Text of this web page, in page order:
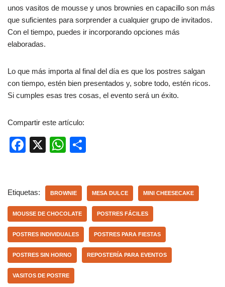
unos vasitos de mousse y unos brownies en capacillo son más
que suficientes para sorprender a cualquier grupo de invitados.
Con el tiempo, puedes ir incorporando opciones más
elaboradas.
Lo que más importa al final del día es que los postres salgan
con tiempo, estén bien presentados y, sobre todo, estén ricos.
Si cumples esas tres cosas, el evento será un éxito.
Compartir este artículo:
F
e
b
o
o
k
X
W
s
A
p
p
p
ar
tir
Etiquetas: BROWNIE MESA DULCE MINI CHEESECAKE
MOUSSE DE CHOCOLATE POSTRES FÁCILES
POSTRES INDIVIDUALES POSTRES PARA FIESTAS
POSTRES SIN HORNO REPOSTERÍA PARA EVENTOS
VASITOS DE POSTRE